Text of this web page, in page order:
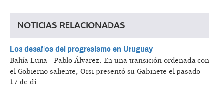
NOTICIAS RELACIONADAS
Los desafíos del progresismo en Uruguay
Bahía Luna - Pablo Álvarez. En una transición ordenada con
el Gobierno saliente, Orsi presentó su Gabinete el pasado
17 de di